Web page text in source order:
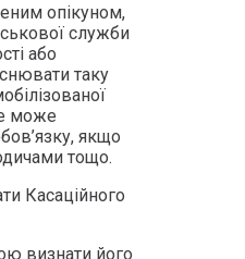
опікуном,
служби
або
таку
може
якщо
тощо.
Касаційного
визнати його